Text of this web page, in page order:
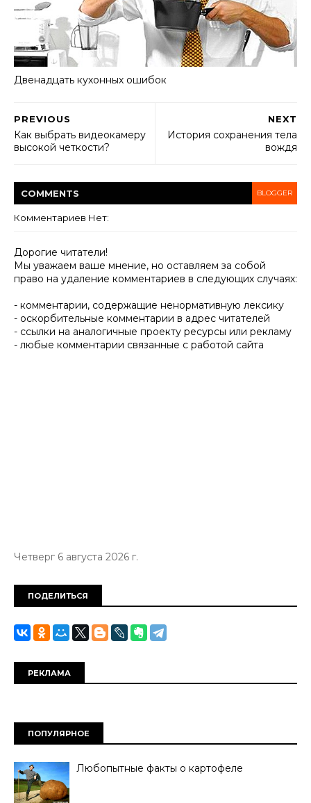
Двенадцать кухонных ошибок
NEXT
История сохранения тела
вождя
PREVIOUS
Как выбрать видеокамеру
высокой четкости?
COMMENTS BLOGGER
Комментариев Нет:
Дорогие читатели!
Мы уважаем ваше мнение, но оставляем за собой
право на удаление комментариев в следующих случаях:
- комментарии, содержащие ненормативную лексику
- оскорбительные комментарии в адрес читателей
- ссылки на аналогичные проекту ресурсы или рекламу
- любые комментарии связанные с работой сайта
Четверг 6 августа 2026 г.
ПОДЕЛИТЬСЯ
РЕКЛАМА
ПОПУЛЯРНОЕ
Любопытные факты о картофеле